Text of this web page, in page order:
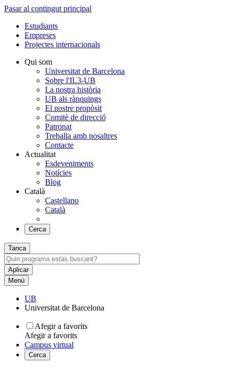
Pasar al contingut principal
Estudiants
Empreses
Projectes internacionals
Qui som
Universitat de Barcelona
Sobre l'IL3-UB
La nostra història
UB als rànquings
El nostre propòsit
Comitè de direcció
Patronat
Treballa amb nosaltres
Contacte
Actualitat
Esdeveniments
Notícies
Blog
Català
Castellano
Català
Cerca
Tanca
Menú
UB
Universitat de Barcelona
Afegir a favorits
Afegir a favorits
Campus virtual
Cerca